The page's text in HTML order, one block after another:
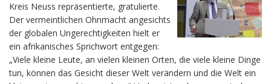
Kreis Neuss repräsentierte, gratulierte.
Der vermeintlichen Ohnmacht angesichts
der globalen Ungerechtigkeiten hielt er
ein afrikanisches Sprichwort entgegen:
„Viele kleine Leute, an vielen kleinen Orten, die viele kleine Dinge
tun, können das Gesicht dieser Welt verändern und die Welt ein